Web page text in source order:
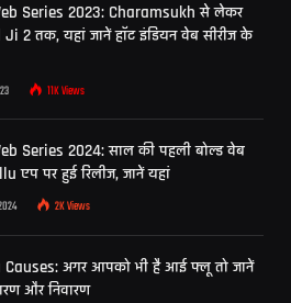
Series 2023: Charamsukh से लेकर
2 तक, यहां जानें हॉट इंडियन वेब सीरीज के
11KViews
Series 2024: साल की पहली बोल्ड वेब
एप पर हुई रिलीज, जानें यहां
2KViews
Causes: अगर आपको भी है आई फ्लू तो जानें
और निवारण